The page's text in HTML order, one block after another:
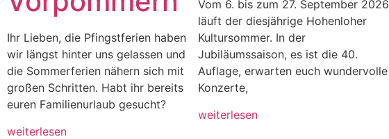
Ihr Lieben, die Pfingstferien haben
wir längst hinter uns gelassen und
die Sommerferien nähern sich mit
großen Schritten. Habt ihr bereits
euren Familienurlaub gesucht?
weiterlesen
Vom 6. bis zum 27. September 2026
läuft der diesjährige Hohenloher
Kultursommer. In der
Jubiläumssaison, es ist die 40.
Auflage, erwarten euch wundervolle
Konzerte,
weiterlesen